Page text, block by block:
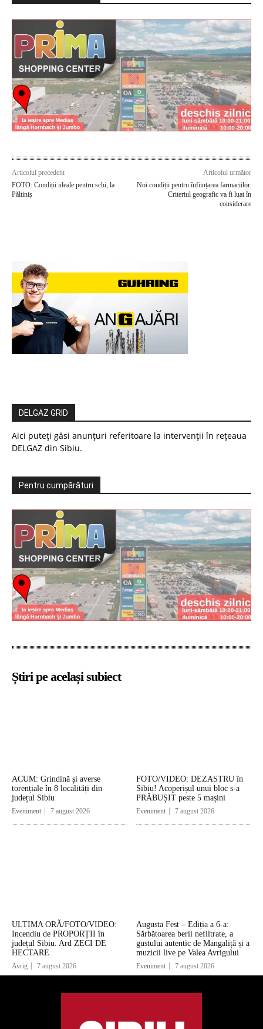
Articolul precedent
FOTO: Condiții ideale pentru schi, la
Păltiniș
Articolul următor
Noi condiții pentru înființarea farmaciilor.
Criteriul geografic va fi luat în
considerare
DELGAZ GRID
Aici puteți găsi anunțuri referitoare la intervenții în rețeaua
DELGAZ din Sibiu.
Pentru cumpărături
Știri pe același subiect
ACUM: Grindină și averse
torențiale în 8 localități din
județul Sibiu
Eveniment 7 august 2026
FOTO/VIDEO: DEZASTRU în
Sibiu! Acoperișul unui bloc s-a
PRĂBUȘIT peste 5 mașini
Eveniment 7 august 2026
ULTIMA ORĂ/FOTO/VIDEO:
Incendiu de PROPORȚII în
județul Sibiu. Ard ZECI DE
HECTARE
Avrig 7 august 2026
Augusta Fest – Ediția a 6-a:
Sărbătoarea berii nefiltrate, a
gustului autentic de Mangaliță și a
muzicii live pe Valea Avrigului
Eveniment 7 august 2026